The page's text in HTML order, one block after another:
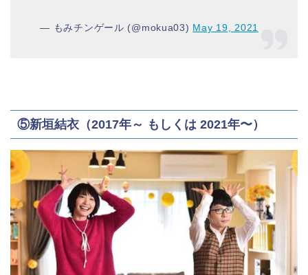
— もみチンゲール (@mokua03) May 19, 2021
⑤新垣結衣（2017年～ もしくは 2021年〜）